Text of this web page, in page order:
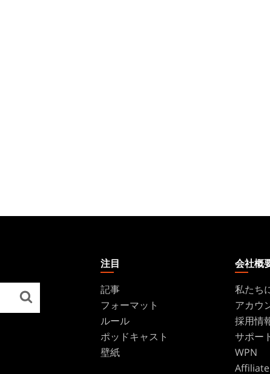
注目
記事
フォーマット
ルール
ポッドキャスト
壁紙
会社概
私たち
アカウ
採用情
サポー
WPN